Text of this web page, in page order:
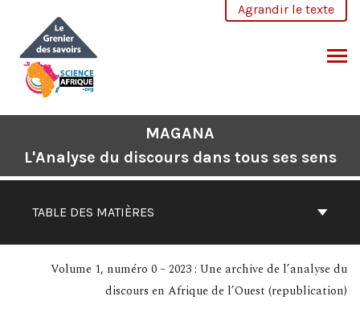
contenu
Agrandir le texte
TABLE DES MATIÈRES
MAGANA
L'Analyse du discours dans tous ses sens
Volume 1, numéro 0 – 2023 : Une archive de l’analyse du
discours en Afrique de l’Ouest (republication)